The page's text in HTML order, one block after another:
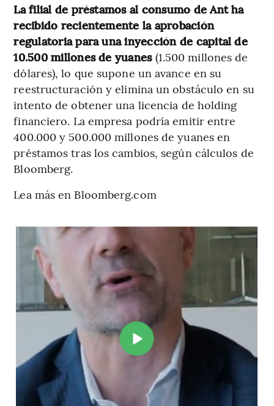
La filial de préstamos al consumo de Ant ha
recibido recientemente la aprobación
regulatoria para una inyección de capital de
10.500 millones de yuanes (1.500 millones de
dólares), lo que supone un avance en su
reestructuración y elimina un obstáculo en su
intento de obtener una licencia de holding
financiero. La empresa podría emitir entre
400.000 y 500.000 millones de yuanes en
préstamos tras los cambios, según cálculos de
Bloomberg.
Lea más en Bloomberg.com